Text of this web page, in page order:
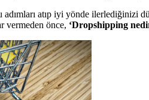
adımları atıp iyi yönde ilerlediğinizi
vermeden önce, ‘Dropshipping